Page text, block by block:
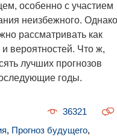
особенно с участием
неизбежного. Однако
рассматривать как
вероятностей. Что ж,
лучших прогнозов
годы.
36321
, Прогноз будущего,